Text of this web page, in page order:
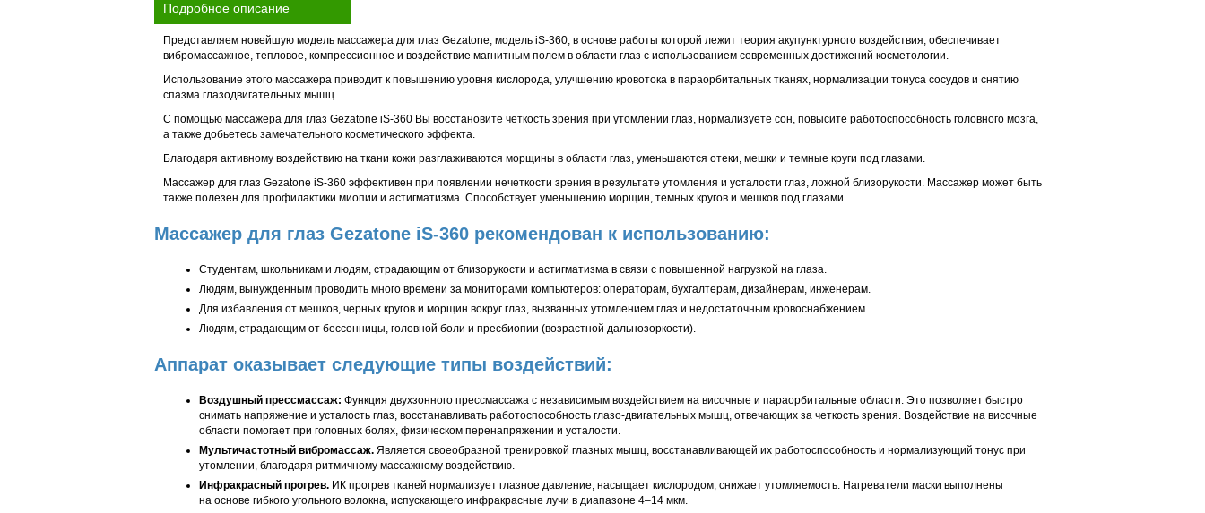
Подробное описание
Представляем новейшую модель массажера для глаз Gezatone, модель iS-360, в основе работы которой лежит теория акупунктурного воздействия, обеспечивает
вибромассажное, тепловое, компрессионное и воздействие магнитным полем в области глаз с использованием современных достижений косметологии.
Использование этого массажера приводит к повышению уровня кислорода, улучшению кровотока в параорбитальных тканях, нормализации тонуса сосудов и снятию
спазма глазодвигательных мышц.
С помощью массажера для глаз Gezatone iS-360 Вы восстановите четкость зрения при утомлении глаз, нормализуете сон, повысите работоспособность головного мозга,
а также добьетесь замечательного косметического эффекта.
Благодаря активному воздействию на ткани кожи разглаживаются морщины в области глаз, уменьшаются отеки, мешки и темные круги под глазами.
Массажер для глаз Gezatone iS-360 эффективен при появлении нечеткости зрения в результате утомления и усталости глаз, ложной близорукости. Массажер может быть
также полезен для профилактики миопии и астигматизма. Способствует уменьшению морщин, темных кругов и мешков под глазами.
Массажер для глаз Gezatone iS-360 рекомендован к использованию:
Студентам, школьникам и людям, страдающим от близорукости и астигматизма в связи с повышенной нагрузкой на глаза.
Людям, вынужденным проводить много времени за мониторами компьютеров: операторам, бухгалтерам, дизайнерам, инженерам.
Для избавления от мешков, черных кругов и морщин вокруг глаз, вызванных утомлением глаз и недостаточным кровоснабжением.
Людям, страдающим от бессонницы, головной боли и пресбиопии (возрастной дальнозоркости).
Аппарат оказывает следующие типы воздействий:
Воздушный прессмассаж: Функция двухзонного прессмассажа с независимым воздействием на височные и параорбитальные области. Это позволяет быстро
снимать напряжение и усталость глаз, восстанавливать работоспособность глазо-двигательных мышц, отвечающих за четкость зрения. Воздействие на височные
области помогает при головных болях, физическом перенапряжении и усталости.
Мультичастотный вибромассаж. Является своеобразной тренировкой глазных мышц, восстанавливающей их работоспособность и нормализующий тонус при
утомлении, благодаря ритмичному массажному воздействию.
Инфракрасный прогрев. ИК прогрев тканей нормализует глазное давление, насыщает кислородом, снижает утомляемость. Нагреватели маски выполнены
на основе гибкого угольного волокна, испускающего инфракрасные лучи в диапазоне 4–14 мкм.